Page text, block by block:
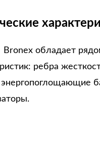
обладает
ребра
энергопоглощающие